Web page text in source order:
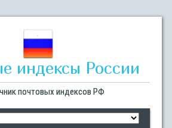
индексы России
почтовых индексов РФ